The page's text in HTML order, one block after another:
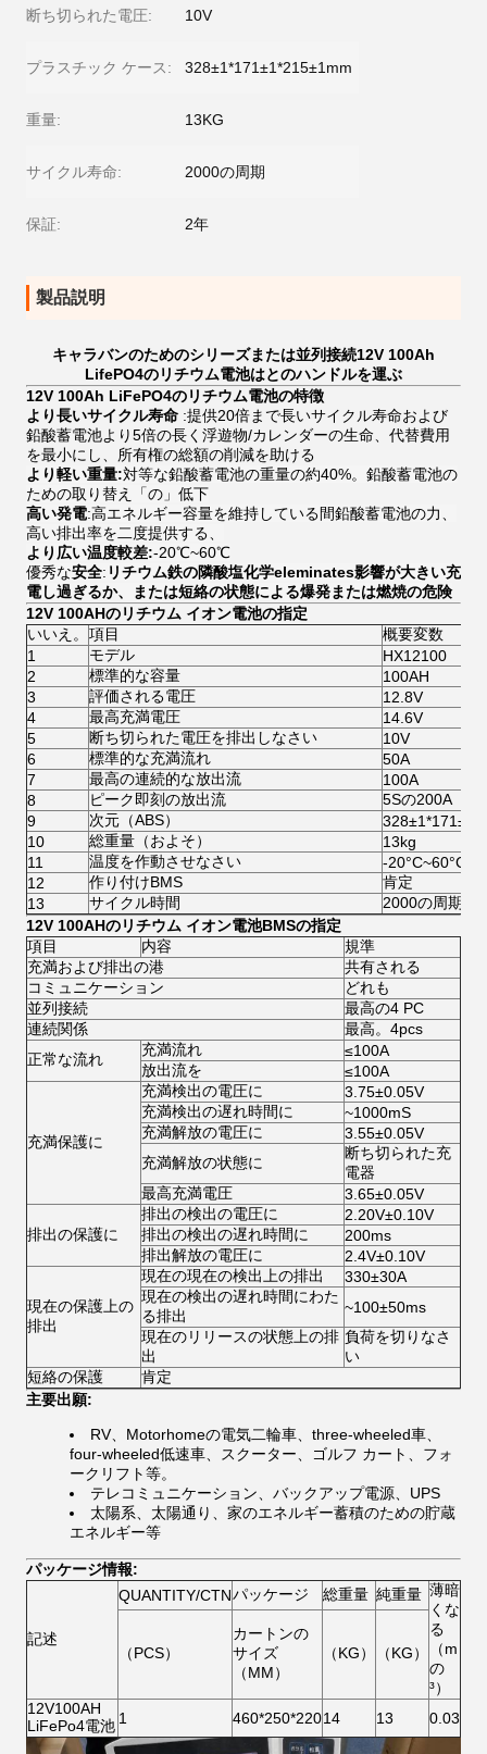
断ち切られた電圧: 10V
プラスチック ケース: 328±1*171±1*215±1mm
重量: 13KG
サイクル寿命: 2000の周期
保証: 2年
製品説明
キャラバンのためのシリーズまたは並列接続12V 100Ah
LifePO4のリチウム電池はとのハンドルを運ぶ
12V 100Ah LiFePO4のリチウム電池の特徴
より長いサイクル寿命 :提供20倍まで長いサイクル寿命および
鉛酸蓄電池より5倍の長く浮遊物/カレンダーの生命、代替費用
を最小にし、所有権の総額の削減を助ける
より軽い重量:対等な鉛酸蓄電池の重量の約40%。鉛酸蓄電池の
ための取り替え「の」低下
高い発電:高エネルギー容量を維持している間鉛酸蓄電池の力、
高い排出率を二度提供する、
より広い温度較差:-20℃~60℃
優秀な安全: リチウム鉄の隣酸塩化学eleminates影響が大きい充
電し過ぎるか、または短絡の状態による爆発または燃焼の危険
12V 100AHのリチウム イオン電池の指定
いいえ。 項目
概要変数
1
モデル
HX12100
2
標準的な容量
100AH
3
評価される電圧
12.8V
4
最高充満電圧
14.6V
5
断ち切られた電圧を排出しなさい
10V
6
標準的な充満流れ
50A
7
最高の連続的な放出流
100A
8
ピーク即刻の放出流
5Sの200A
9
次元（ABS）
10
総重量（およそ）
13kg
11
温度を作動させなさい
-20°C~60°C
12
作り付けBMS
肯定
13
サイクル時間
2000の周期
12V 100AHのリチウム イオン電池BMSの指定
項目
内容
規準
充満および排出の港
共有される
コミュニケーション
どれも
並列接続
最高の4 PC
連続関係
最高。4pcs
正常な流れ
充満流れ
≤100A
放出流を
≤100A
充満保護に
充満検出の電圧に
3.75±0.05V
充満検出の遅れ時間に
~1000mS
充満解放の電圧に
3.55±0.05V
充満解放の状態に
断ち切られた充
電器
最高充満電圧
3.65±0.05V
排出の保護に
排出の検出の電圧に
2.20V±0.10V
排出の検出の遅れ時間に
200ms
排出解放の電圧に
2.4V±0.10V
現在の保護上の
排出
現在の現在の検出上の排出
330±30A
現在の検出の遅れ時間にわた
る排出
~100±50ms
現在のリリースの状態上の排
出
負荷を切りなさ
い
短絡の保護
肯定
主要出願:
RV、Motorhomeの電気二輪車、three-wheeled車、
four-wheeled低速車、スクーター、ゴルフ カート、フォ
ークリフト等。
テレコミュニケーション、バックアップ電源、UPS
太陽系、太陽通り、家のエネルギー蓄積のための貯蔵
エネルギー等
パッケージ情報:
記述
QUANTITY/CTNパッケージ 総重量 純重量 薄暗
くな
る
（m
の
³）
（PCS）
カートンの
サイズ
（MM）
（KG） （KG）
12V100AH
LiFePo4電池 1 460*250*22014 13 0.03